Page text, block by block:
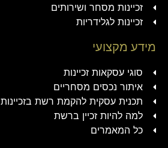
זכיינות מסחר ושירותים
זכיינות לגלידריות
מידע מקצועי
סוגי עסקאות זכיינות
איתור נכסים מסחריים
תכנית עסקית להקמת רשת בזכיינות
למה להיות זכיין ברשת
כל המאמרים